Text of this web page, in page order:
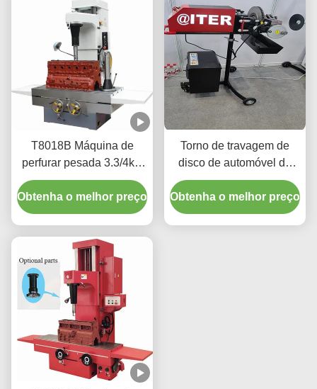
T8018B Máquina de
perfurar pesada 3.3/4kw
com uma interface fácil
de usar
Obtenha o melhor preço
Torno de travagem de
disco de automóvel de
alto desempenho
220v/110v para oficina
T2009
Obtenha o melhor preço